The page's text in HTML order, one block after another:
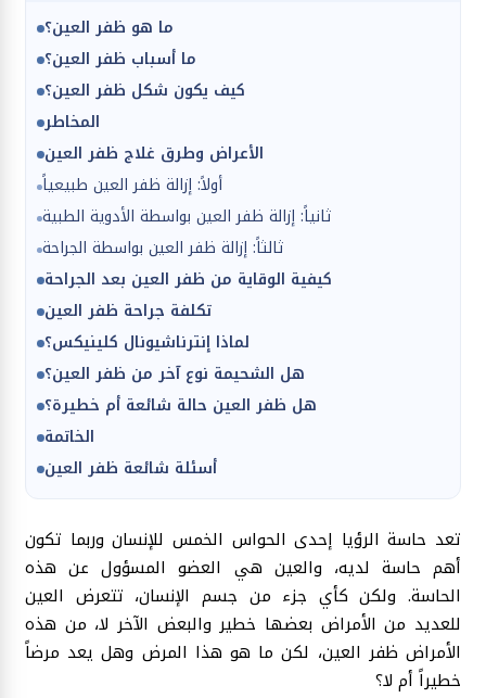
ما هو ظفر العين؟
ما أسباب ظفر العين؟
كيف يكون شكل ظفر العين؟
المخاطر
أولاً: إزالة ظفر العين طبيعياً
ثانياً: إزالة ظفر العين بواسطة الأدوية الطبية
ثالثاً: إزالة ظفر العين بواسطة الجراحة
كيفية الوقاية من ظفر العين بعد الجراحة
لماذا إنترناشيونال كلينيكس؟
هل الشحيمة نوع آخر من ظفر العين؟
هل ظفر العين حالة شائعة أم خطيرة؟
الخاتمة
أسئلة شائعة ظفر العين
تعد حاسة الرؤيا إحدى الحواس الخمس للإنسان وربما تكون
أهم حاسة لديه، والعين هي العضو المسؤول عن هذه
الحاسة. ولكن كأي جزء من جسم الإنسان، تتعرض العين
للعديد من الأمراض بعضها خطير والبعض الآخر لا، من هذه
الأمراض ظفر العين، لكن ما هو هذا المرض وهل يعد مرضاً
خطيراً أم لا؟